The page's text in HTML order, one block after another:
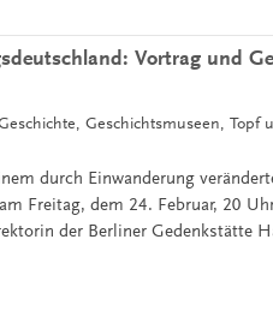
Vortrag und
Geschichtsmuseen, Topf
durch Einwanderung
Freitag, dem 24. Februar, 20
der Berliner Gedenkstätte